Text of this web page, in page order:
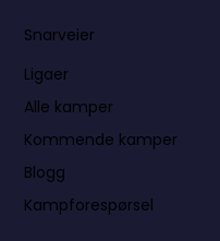
Snarveier
Ligaer
Alle kamper
Kommende kamper
Blogg
Kampforespørsel